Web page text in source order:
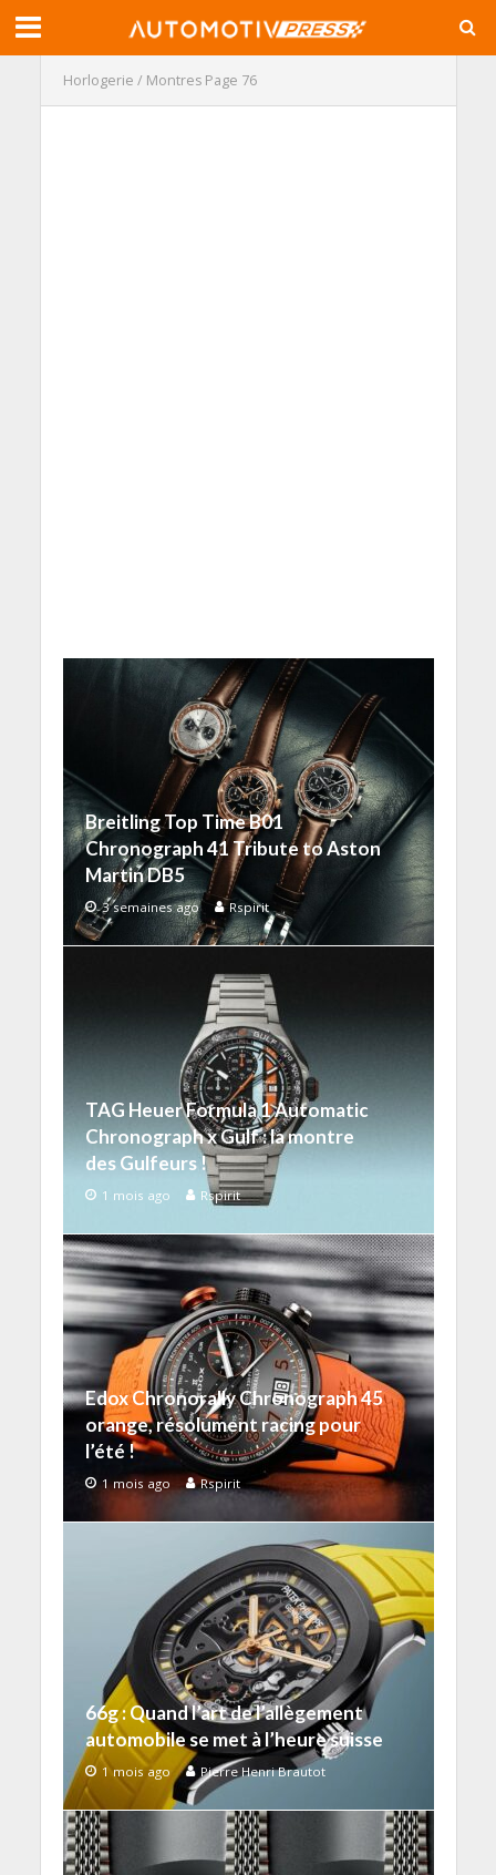
Horlogerie / Montres Page 76
Breitling Top Time B01
Chronograph 41 Tribute to Aston
Martin DB5
3 semaines ago Rspirit
TAG Heuer Formula 1 Automatic
Chronograph x Gulf : la montre
des Gulfeurs !
1 mois ago Rspirit
Edox Chronorally Chronograph 45
orange, résolument racing pour
l’été !
1 mois ago Rspirit
66g : Quand l’art de l’allègement
automobile se met à l’heure suisse
1 mois ago Pierre Henri Brautot